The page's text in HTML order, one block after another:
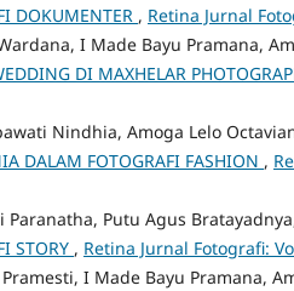
DOKUMENTER , Retina Jurnal
I Made Bayu Pramana,
DI MAXHELAR
Nindhia, Amoga Lelo
DALAM FOTOGRAFI FASHION ,
Paranatha, Putu Agus
STORY , Retina Jurnal Fotografi:
I Made Bayu Pramana,